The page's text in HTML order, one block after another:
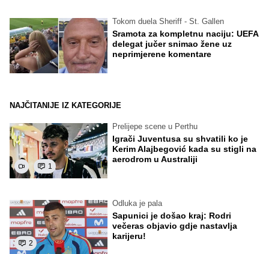
Tokom duela Sheriff - St. Gallen
Sramota za kompletnu naciju: UEFA
delegat jučer snimao žene uz
neprimjerene komentare
NAJČITANIJE IZ KATEGORIJE
1
Prelijepe scene u Perthu
Igrači Juventusa su shvatili ko je
Kerim Alajbegović kada su stigli na
aerodrom u Australiji
2
Odluka je pala
Sapunici je došao kraj: Rodri
večeras objavio gdje nastavlja
karijeru!